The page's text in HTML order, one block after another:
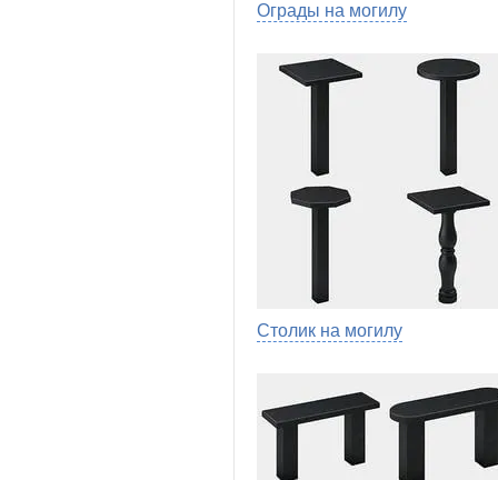
Ограды на могилу
Столик на могилу